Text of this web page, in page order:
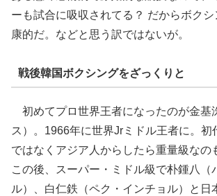
ーも試合に吸収されてる？ だからボク
康的だ。などと思う訳ではないが。
戦後韓国ボクシングをざっくりと
初めてプロ世界王者になったのが金基
ス）。1966年に世界Jrミドル王者に。初
ではなくアジア人からしたら重量級なの
この後、スーパー・ミドル級で朴鍾八（
ル）、白仁鉄（ペク・インチョル）と日